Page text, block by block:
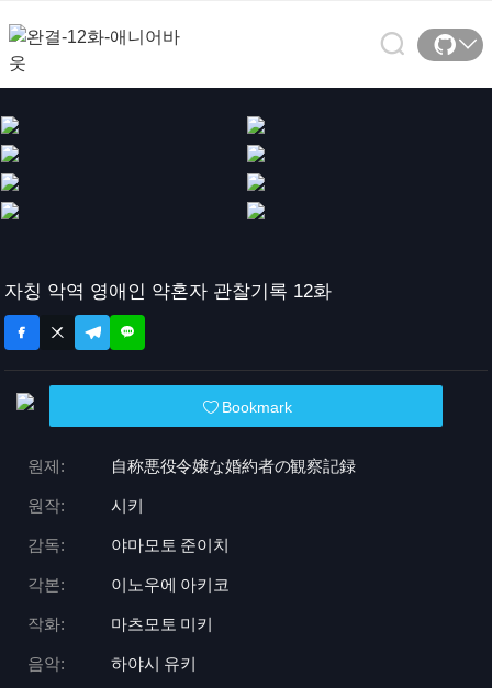
자칭 악역 영애인 약혼자 관찰기록 12화
Bookmark
원제: 自称悪役令嬢な婚約者の観察記録
원작: 시키
감독: 야마모토 준이치
각본: 이노우에 아키코
작화: 마츠모토 미키
음악: 하야시 유키